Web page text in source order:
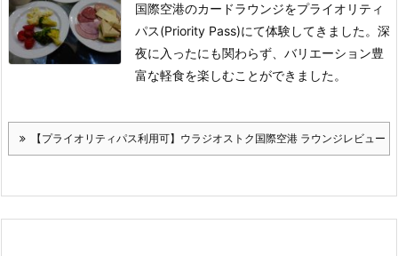
国際空港のカードラウンジをプライオリティ
パス(Priority Pass)にて体験してきました。 深
夜に入ったにも関わらず、バリエーション豊
富な軽食を楽しむことができました。
【プライオリティパス利用可】ウラジオストク国際空港 ラウンジレビュー